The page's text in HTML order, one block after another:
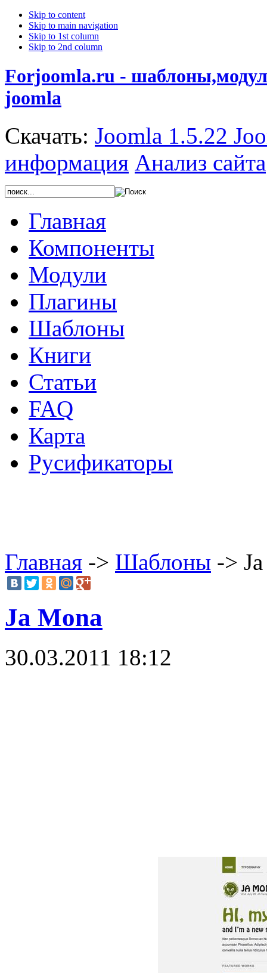
Skip to content
Skip to main navigation
Skip to 1st column
Skip to 2nd column
Forjoomla.ru -
joomla
Скачать: Joomla 1.5.22
информация Анализ сайта
Главная
Компоненты
Модули
Плагины
Шаблоны
Книги
Статьи
FAQ
Карта
Русификаторы
Главная -> Шаблоны ->
Ja Mona
30.03.2011 18:12